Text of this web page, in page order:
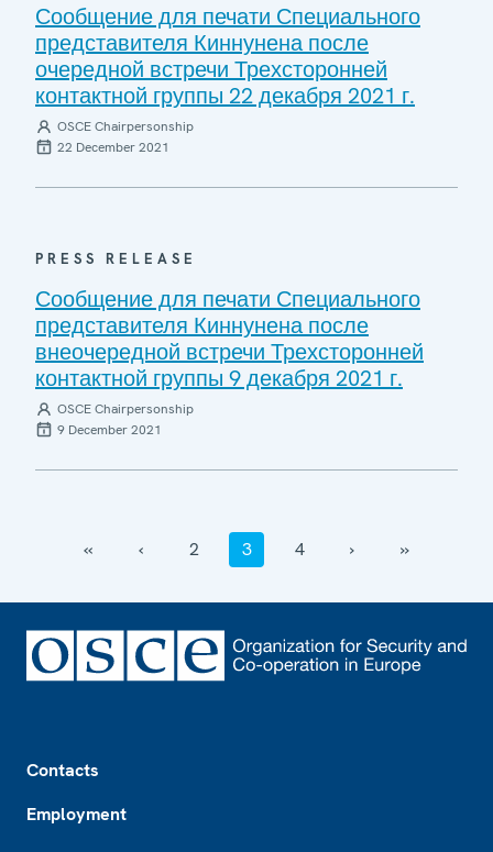
Сообщение для печати Специального
представителя Киннунена после
очередной встречи Трехсторонней
контактной группы 22 декабря 2021 г.
OSCE Chairpersonship
22 December 2021
PRESS RELEASE
Сообщение для печати Специального
представителя Киннунена после
внеочередной встречи Трехсторонней
контактной группы 9 декабря 2021 г.
OSCE Chairpersonship
9 December 2021
‹‹ ‹ 2 3 4 › ››
Contacts
Employment